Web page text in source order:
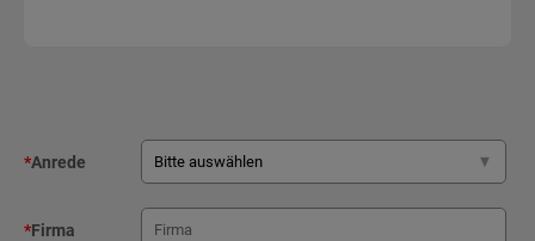
*Anrede
*Firma